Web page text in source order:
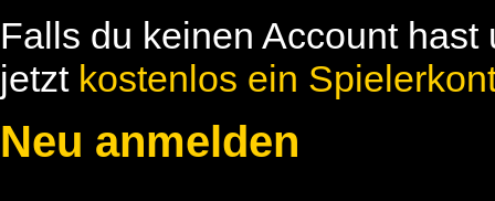
Falls du keinen Account
jetzt kostenlos ein
Neu anmelden